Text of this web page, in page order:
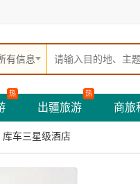
有信息
热
出疆旅游
热
商旅
库车三星级酒店